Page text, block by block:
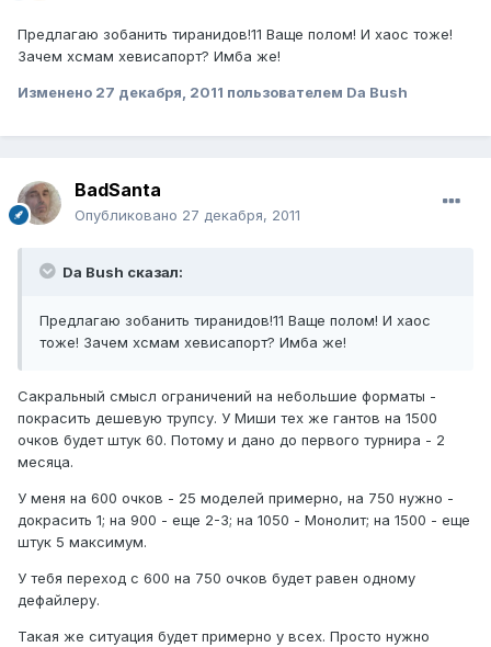
Предлагаю зобанить тиранидов!11 Ваще полом! И хаос тоже!
Зачем хсмам хевисапорт? Имба же!
Изменено 27 декабря, 2011 пользователем Da Bush
BadSanta
Опубликовано 27 декабря, 2011
Da Bush сказал:
Предлагаю зобанить тиранидов!11 Ваще полом! И хаос
тоже! Зачем хсмам хевисапорт? Имба же!
Сакральный смысл ограничений на небольшие форматы -
покрасить дешевую трупсу. У Миши тех же гантов на 1500
очков будет штук 60. Потому и дано до первого турнира - 2
месяца.
У меня на 600 очков - 25 моделей примерно, на 750 нужно -
докрасить 1; на 900 - еще 2-3; на 1050 - Монолит; на 1500 - еще
штук 5 максимум.
У тебя переход с 600 на 750 очков будет равен одному
дефайлеру.
Такая же ситуация будет примерно у всех. Просто нужно